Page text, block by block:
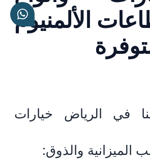
الألمنيوم
في الرياض خيارات
الميزانية والذوق: